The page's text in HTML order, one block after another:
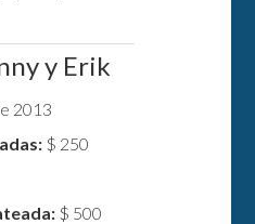
y Erik
2013
$ 250
$ 500